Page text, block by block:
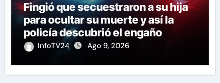
Fingió que secuestraron a su hija
para ocultar su muerte y así la
policía descubrió el engaño
InfoTV24 Ago 9, 2026